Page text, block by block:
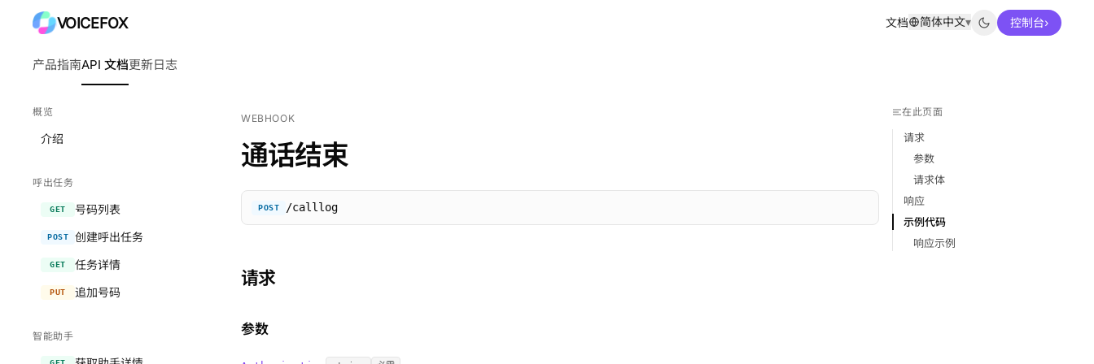
VOICEFOX 文档 简体中文▾ 控制台›
产品指南API 文档更新日志
概览
介绍
呼出任务
GET 号码列表
POST 创建呼出任务
GET 任务详情
PUT 追加号码
智能助手
WEBHOOK
通话结束
POST /calllog
请求
参数
在此页面
请求
参数
请求体
响应
示例代码
响应示例